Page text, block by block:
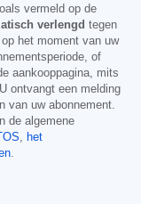
vermeld op de
verlengd tegen
het moment van uw
of
aankooppagina, mits
ontvangt een melding
van uw abonnement.
de algemene
, het
.